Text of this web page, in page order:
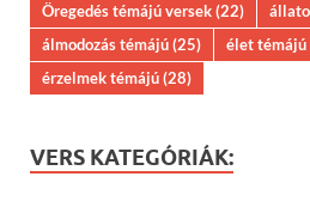
Öregedés témájú versek(22)
álmodozás témájú(25) élet témájú
érzelmek témájú(28)
VERS KATEGÓRIÁK: